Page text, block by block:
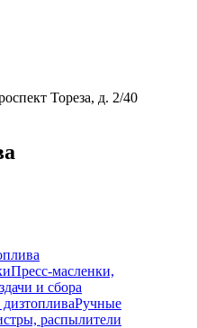
Тореза, д. 2/40
Пресс-масленки,
и сбора
Ручные
распылители